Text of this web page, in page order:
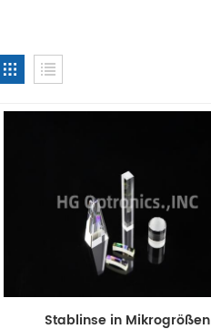
Stablinse in Mikrogrößen